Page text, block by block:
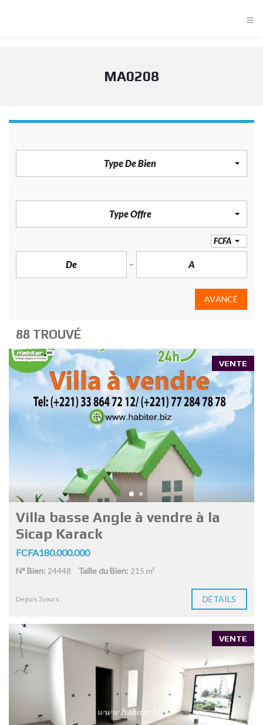
≡
MA0208
Type De Bien
Type Offre
FCFA
AVANCÉ
88 TROUVÉ
VENTE
Villa basse Angle à vendre à la
Sicap Karack
FCFA180.000.000
N° Bien: 24448 Taille du Bien: 215 m²
Depuis 3 jours DÉTAILS
VENTE